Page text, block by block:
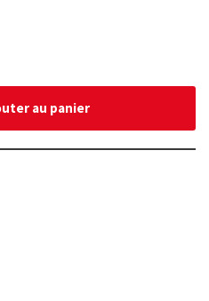
au panier